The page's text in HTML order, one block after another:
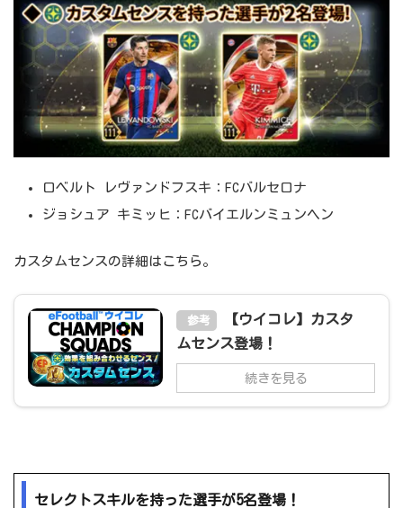
ロベルト レヴァンドフスキ：FCバルセロナ
ジョシュア キミッヒ：FCバイエルンミュンヘン
カスタムセンスの詳細はこちら。
参考
【ウイコレ】カスタ
ムセンス登場！
続きを見る
セレクトスキルを持った選手が5名登場！